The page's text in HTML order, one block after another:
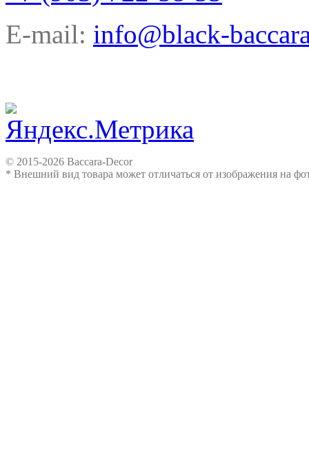
E-mail: info@black-
© 2015-2026 Baccara-Decor
* Внешний вид товара может отличаться от изображения на